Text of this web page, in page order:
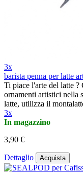
3x
barista penna per latte
Ti piace l'arte del latte ?
ornamenti artistici nella
latte, utilizza il
3x
In magazzino
3,90 €
Dettaglio Acquista